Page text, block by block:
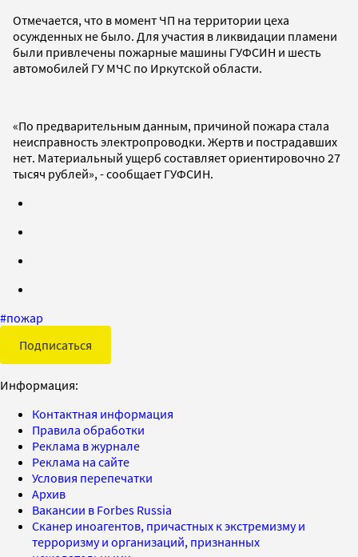
Отмечается, что в момент ЧП на территории цеха
осужденных не было. Для участия в ликвидации пламени
были привлечены пожарные машины ГУФСИН и шесть
автомобилей ГУ МЧС по Иркутской области.
«По предварительным данным, причиной пожара стала
неисправность электропроводки. Жертв и пострадавших
нет. Материальный ущерб составляет ориентировочно 27
тысяч рублей», - сообщает ГУФСИН.
#пожар
Подписаться
Информация:
Контактная информация
Правила обработки
Реклама в журнале
Реклама на сайте
Условия перепечатки
Архив
Вакансии в Forbes Russia
Сканер иноагентов, причастных к экстремизму и
терроризму и организаций, признанных